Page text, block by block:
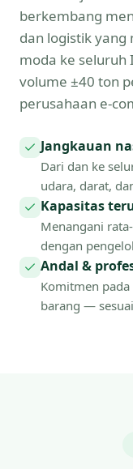
berkembang
dan logistik
moda ke seluruh
volume ±40 ton
perusahaan e-
Jangkauan
Dari dan ke
udara, darat,
Kapasitas
Menangani
dengan
Andal &
Komitmen
barang —